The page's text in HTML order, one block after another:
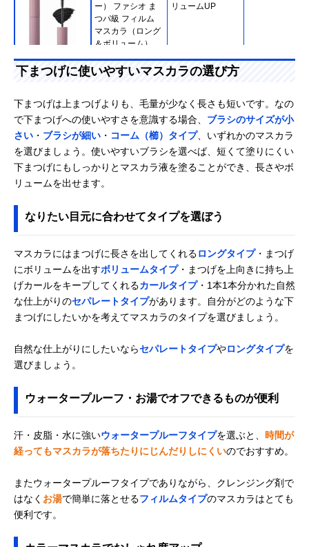
Amazonで見る
ー） ファシオ ま
つパ級 フィルム
マスカラ（ロング
＆ボリューム）
リュームUP
ップ） ディーアッ
プ ウルトラファイ
バーマスカラ
く伸ばしたい人必
見！
ラシ
Amazonで見る
キスミー フェルム
（KISSME
FERME） スタイ
リングマスカラ
ダークブルーで澄
んだ目元を演出
細型カーブブラ
下まつげに使いやすいマスカラの選び方
下まつげは上まつげよりも、毛量が少なく長さも短いです。なの
で下まつげへの使いやすさを意識する場合、 ブラシのサイズが小
さい ・ ブラシが細い ・ コーム（櫛）タイプ、いずれかのマスカラ
を選びましょう。使いやすいブラシを選べば、短くて塗りにくい
下まつげにもしっかりとマスカラ液を塗ることができ、長さやボ
リュームを出せます。
なりたい目元に合わせてタイプを選ぼう
マスカラにはまつげに長さを出してくれるロングタイプ・まつげ
にボリュームを出すボリュームタイプ・まつげを上向きに持ち上
げカールをキープしてくれるカールタイプ・1本1本分かれた自然
な仕上がりのセパレートタイプがあります。自分がどのような下
まつげにしたいかを考えてマスカラのタイプを選びましょう。
自然な仕上がりにしたいならセパレートタイプやロングタイプを
選びましょう。
ウォータープルーフ・お湯でオフできるものが便利
汗・皮脂・水に強いウォータープルーフタイプを選ぶと、 時間が
経ってもマスカラが落ちたりにじんだりしにくいのでおすすめ。
またウォータープルーフタイプでありながら、クレンジング剤で
はなく お湯で簡単に落とせるフィルムタイプのマスカラはとても
便利です。